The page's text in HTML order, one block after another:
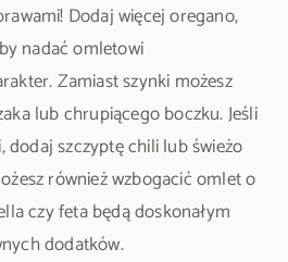
Dodaj więcej oregano,
nadać omletowi
Zamiast szynki możesz
lub chrupiącego boczku. Jeśli
dodaj szczyptę chili lub świeżo
również wzbogacić omlet o
czy feta będą doskonałym
dodatków.